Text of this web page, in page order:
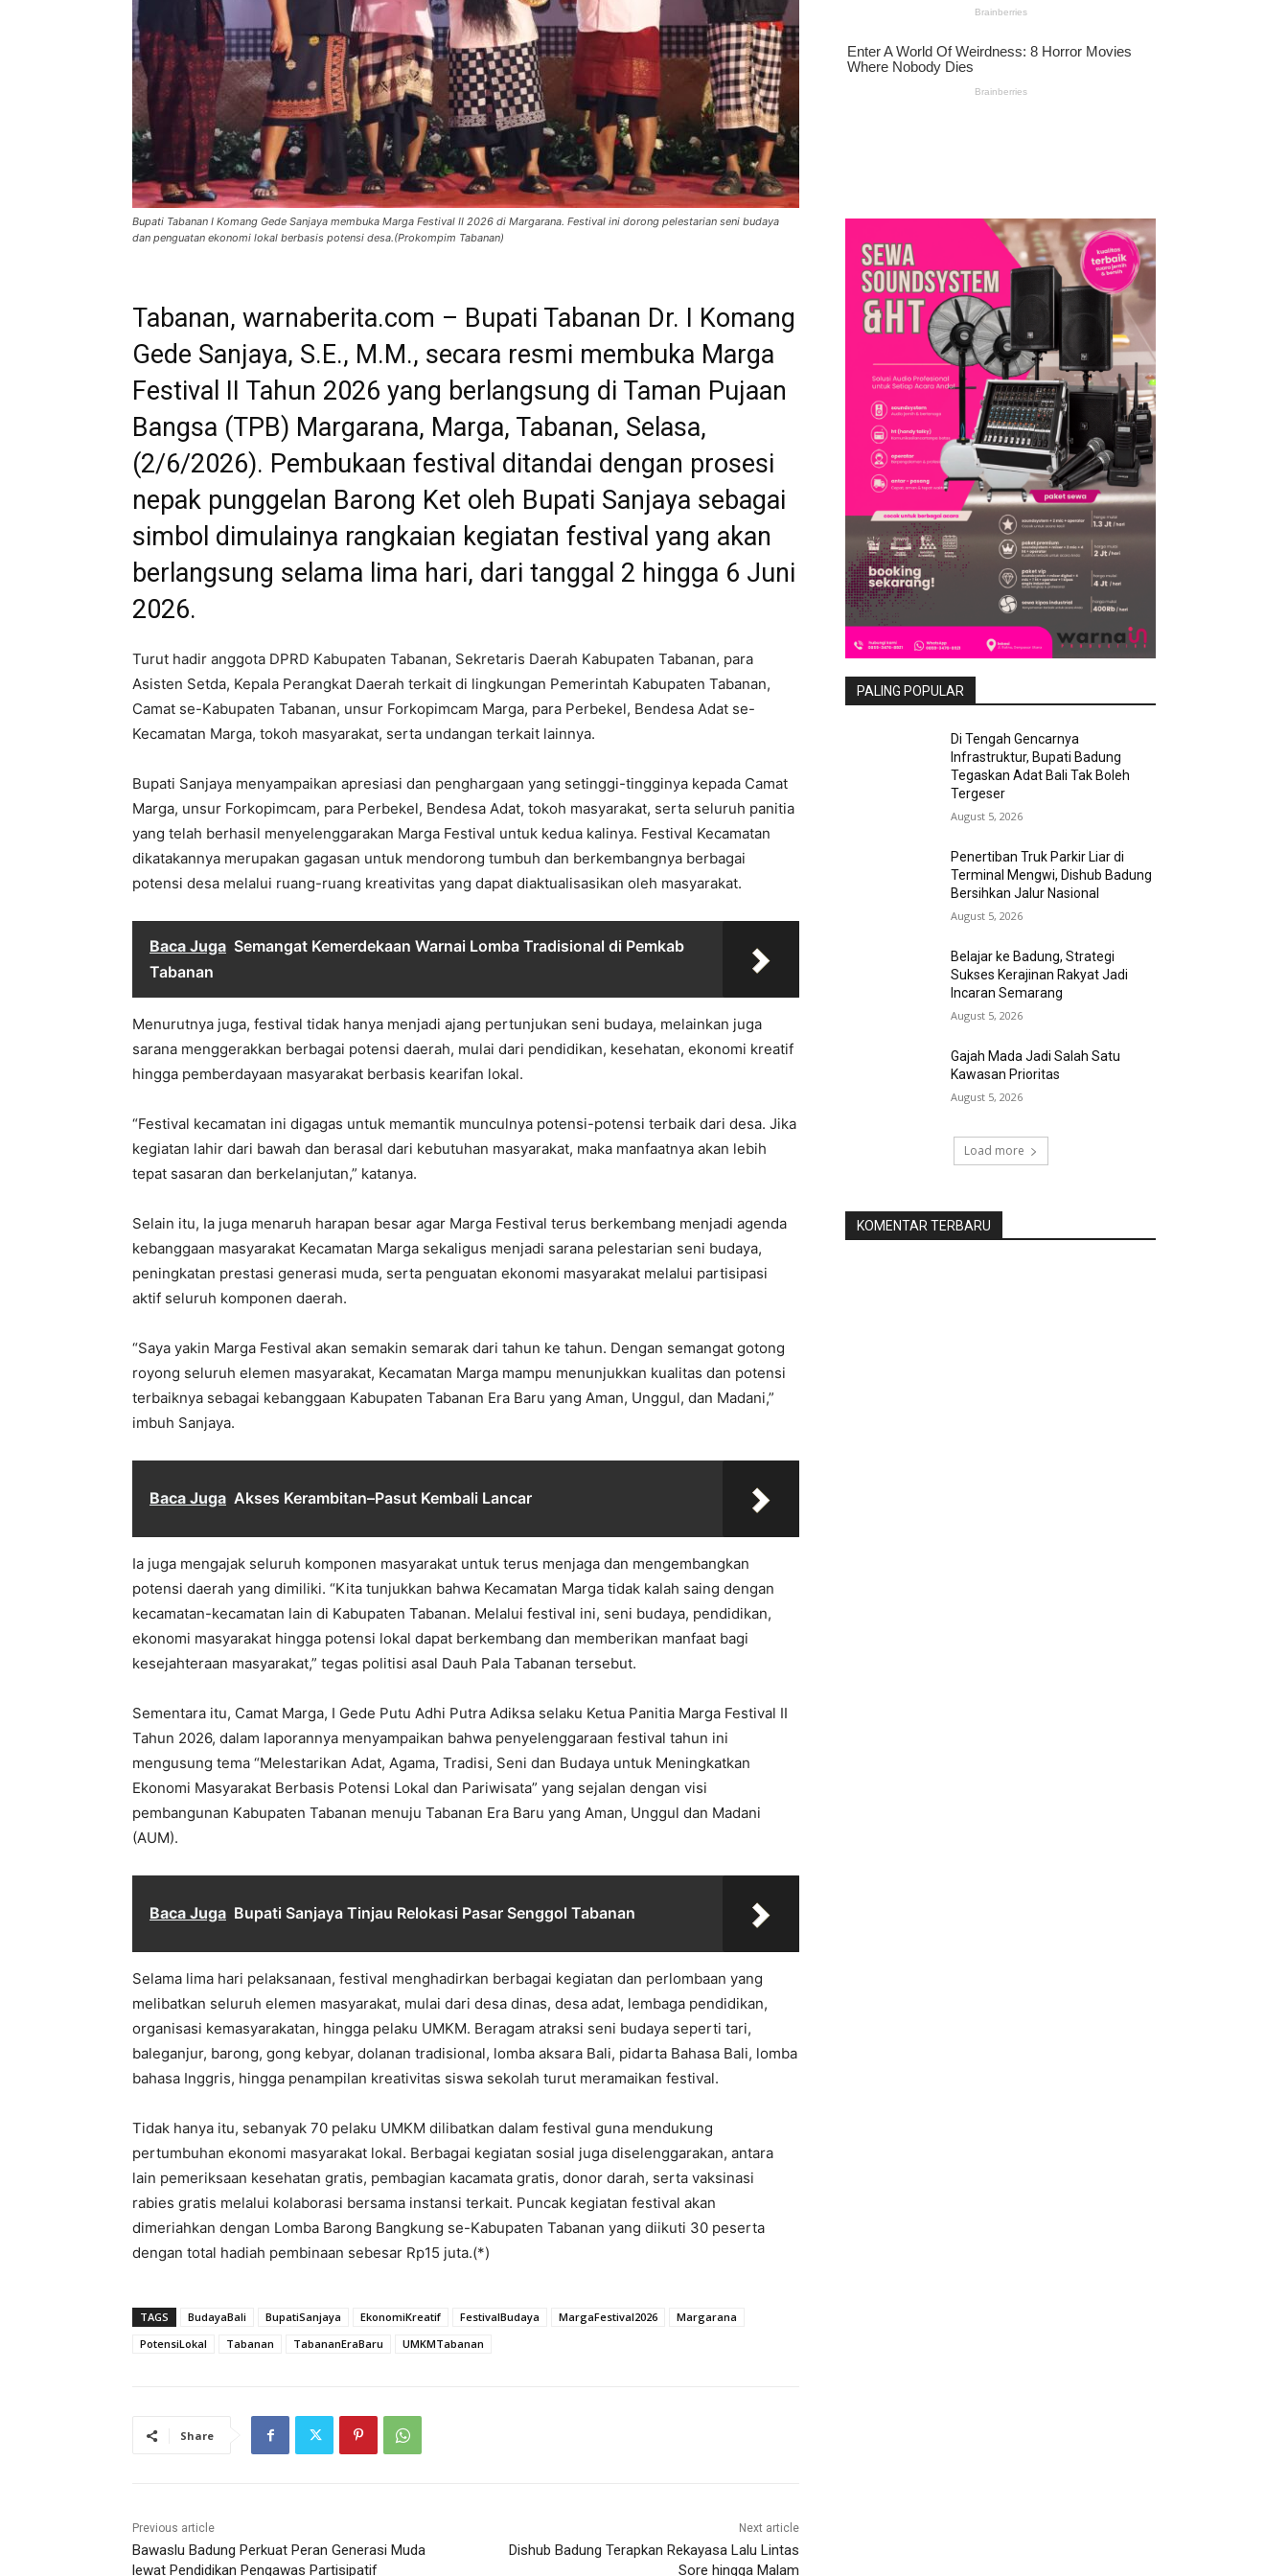
Bupati Tabanan I Komang Gede Sanjaya membuka Marga Festival II 2026 di Margarana. Festival ini dorong pelestarian seni budaya
dan penguatan ekonomi lokal berbasis potensi desa.(Prokompim Tabanan)
Tabanan, warnaberita.com – Bupati Tabanan Dr. I Komang
Gede Sanjaya, S.E., M.M., secara resmi membuka Marga
Festival II Tahun 2026 yang berlangsung di Taman Pujaan
Bangsa (TPB) Margarana, Marga, Tabanan, Selasa,
(2/6/2026). Pembukaan festival ditandai dengan prosesi
nepak punggelan Barong Ket oleh Bupati Sanjaya sebagai
simbol dimulainya rangkaian kegiatan festival yang akan
berlangsung selama lima hari, dari tanggal 2 hingga 6 Juni
2026.
Turut hadir anggota DPRD Kabupaten Tabanan, Sekretaris Daerah Kabupaten Tabanan, para
Asisten Setda, Kepala Perangkat Daerah terkait di lingkungan Pemerintah Kabupaten Tabanan,
Camat se-Kabupaten Tabanan, unsur Forkopimcam Marga, para Perbekel, Bendesa Adat se-
Kecamatan Marga, tokoh masyarakat, serta undangan terkait lainnya.
Bupati Sanjaya menyampaikan apresiasi dan penghargaan yang setinggi-tingginya kepada Camat
Marga, unsur Forkopimcam, para Perbekel, Bendesa Adat, tokoh masyarakat, serta seluruh panitia
yang telah berhasil menyelenggarakan Marga Festival untuk kedua kalinya. Festival Kecamatan
dikatakannya merupakan gagasan untuk mendorong tumbuh dan berkembangnya berbagai
potensi desa melalui ruang-ruang kreativitas yang dapat diaktualisasikan oleh masyarakat.
Baca Juga Semangat Kemerdekaan Warnai Lomba Tradisional di Pemkab
Tabanan
Menurutnya juga, festival tidak hanya menjadi ajang pertunjukan seni budaya, melainkan juga
sarana menggerakkan berbagai potensi daerah, mulai dari pendidikan, kesehatan, ekonomi kreatif
hingga pemberdayaan masyarakat berbasis kearifan lokal.
“Festival kecamatan ini digagas untuk memantik munculnya potensi-potensi terbaik dari desa. Jika
kegiatan lahir dari bawah dan berasal dari kebutuhan masyarakat, maka manfaatnya akan lebih
tepat sasaran dan berkelanjutan,” katanya.
Selain itu, Ia juga menaruh harapan besar agar Marga Festival terus berkembang menjadi agenda
kebanggaan masyarakat Kecamatan Marga sekaligus menjadi sarana pelestarian seni budaya,
peningkatan prestasi generasi muda, serta penguatan ekonomi masyarakat melalui partisipasi
aktif seluruh komponen daerah.
“Saya yakin Marga Festival akan semakin semarak dari tahun ke tahun. Dengan semangat gotong
royong seluruh elemen masyarakat, Kecamatan Marga mampu menunjukkan kualitas dan potensi
terbaiknya sebagai kebanggaan Kabupaten Tabanan Era Baru yang Aman, Unggul, dan Madani,”
imbuh Sanjaya.
Baca Juga Akses Kerambitan–Pasut Kembali Lancar
Ia juga mengajak seluruh komponen masyarakat untuk terus menjaga dan mengembangkan
potensi daerah yang dimiliki. “Kita tunjukkan bahwa Kecamatan Marga tidak kalah saing dengan
kecamatan-kecamatan lain di Kabupaten Tabanan. Melalui festival ini, seni budaya, pendidikan,
ekonomi masyarakat hingga potensi lokal dapat berkembang dan memberikan manfaat bagi
kesejahteraan masyarakat,” tegas politisi asal Dauh Pala Tabanan tersebut.
Sementara itu, Camat Marga, I Gede Putu Adhi Putra Adiksa selaku Ketua Panitia Marga Festival II
Tahun 2026, dalam laporannya menyampaikan bahwa penyelenggaraan festival tahun ini
mengusung tema “Melestarikan Adat, Agama, Tradisi, Seni dan Budaya untuk Meningkatkan
Ekonomi Masyarakat Berbasis Potensi Lokal dan Pariwisata” yang sejalan dengan visi
pembangunan Kabupaten Tabanan menuju Tabanan Era Baru yang Aman, Unggul dan Madani
(AUM).
Baca Juga Bupati Sanjaya Tinjau Relokasi Pasar Senggol Tabanan
Selama lima hari pelaksanaan, festival menghadirkan berbagai kegiatan dan perlombaan yang
melibatkan seluruh elemen masyarakat, mulai dari desa dinas, desa adat, lembaga pendidikan,
organisasi kemasyarakatan, hingga pelaku UMKM. Beragam atraksi seni budaya seperti tari,
baleganjur, barong, gong kebyar, dolanan tradisional, lomba aksara Bali, pidarta Bahasa Bali, lomba
bahasa Inggris, hingga penampilan kreativitas siswa sekolah turut meramaikan festival.
Tidak hanya itu, sebanyak 70 pelaku UMKM dilibatkan dalam festival guna mendukung
pertumbuhan ekonomi masyarakat lokal. Berbagai kegiatan sosial juga diselenggarakan, antara
lain pemeriksaan kesehatan gratis, pembagian kacamata gratis, donor darah, serta vaksinasi
rabies gratis melalui kolaborasi bersama instansi terkait. Puncak kegiatan festival akan
dimeriahkan dengan Lomba Barong Bangkung se-Kabupaten Tabanan yang diikuti 30 peserta
dengan total hadiah pembinaan sebesar Rp15 juta.(*)
TAGS BudayaBali BupatiSanjaya EkonomiKreatif FestivalBudaya MargaFestival2026
Margarana
PotensiLokal
Tabanan TabananEraBaru UMKMTabanan
Share
Previous article
Bawaslu Badung Perkuat Peran Generasi Muda
lewat Pendidikan Pengawas Partisipatif
Next article
Dishub Badung Terapkan Rekayasa Lalu Lintas
Sore hingga Malam
PALING POPULAR
Di Tengah Gencarnya
Infrastruktur, Bupati Badung
Tegaskan Adat Bali Tak Boleh
Tergeser
August 5, 2026
Penertiban Truk Parkir Liar di
Terminal Mengwi, Dishub Badung
Bersihkan Jalur Nasional
August 5, 2026
Belajar ke Badung, Strategi
Sukses Kerajinan Rakyat Jadi
Incaran Semarang
August 5, 2026
Gajah Mada Jadi Salah Satu
Kawasan Prioritas
August 5, 2026
Load more
KOMENTAR TERBARU